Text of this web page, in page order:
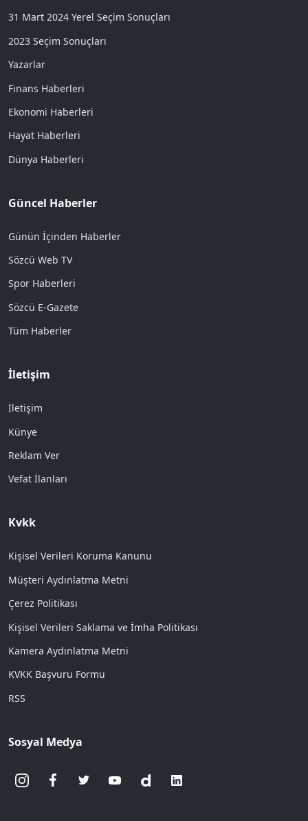
31 Mart 2024 Yerel Seçim Sonuçları
2023 Seçim Sonuçları
Yazarlar
Finans Haberleri
Ekonomi Haberleri
Hayat Haberleri
Dünya Haberleri
Güncel Haberler
Günün İçinden Haberler
Sözcü Web TV
Spor Haberleri
Sözcü E-Gazete
Tüm Haberler
İletişim
İletişim
Künye
Reklam Ver
Vefat İlanları
Kvkk
Kişisel Verileri Koruma Kanunu
Müşteri Aydınlatma Metni
Çerez Politikası
Kişisel Verileri Saklama ve İmha Politikası
Kamera Aydınlatma Metni
KVKK Başvuru Formu
RSS
Sosyal Medya